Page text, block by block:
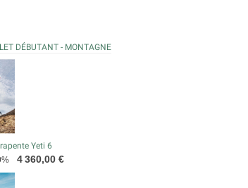
DÉBUTANT - MONTAGNE
Yeti 6
Prix
4 360,00 €